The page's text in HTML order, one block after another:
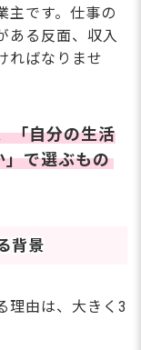
主です。仕事の
ある反面、収入
ればなりませ
「自分の生活
」で選ぶもの
背景
理由は、大きく3